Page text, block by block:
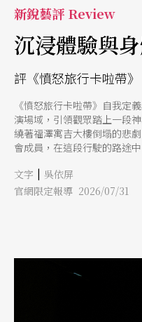
新銳藝評 Review
沉浸體驗與
評《憤怒旅行卡啦帶》
《憤怒旅行卡啦帶》自我定
演場域，引領觀眾踏上一段
繞著福澤寓吉大樓倒塌的悲
會成員，在這段行駛的路途
的目的地與結果。然而，作
體感受與沉浸式體驗之間明顯
文字 | 吳依屏
官網限定報導 2026/07/31